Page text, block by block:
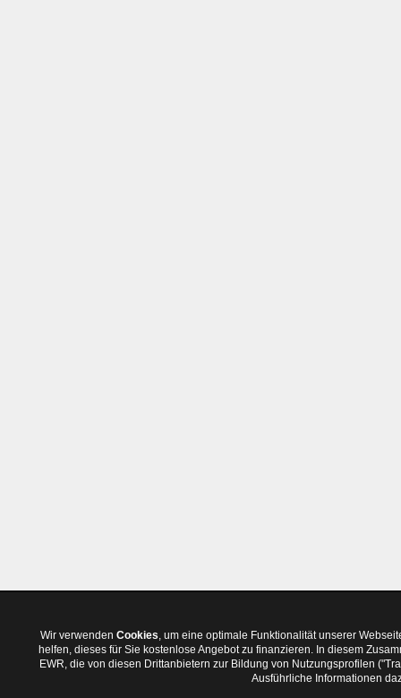
Wir verwenden Cookies, um eine optimale Funktionalität unserer
helfen, dieses für Sie kostenlose Angebot zu finanzieren. In diesem
EWR, die von diesen Drittanbietern zur Bildung von Nutzungsprofilen
Ausführliche Informationen